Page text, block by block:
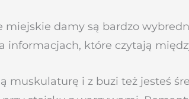
damy są bardzo
informacjach, które czytają
muskulaturę i z buzi też jesteś